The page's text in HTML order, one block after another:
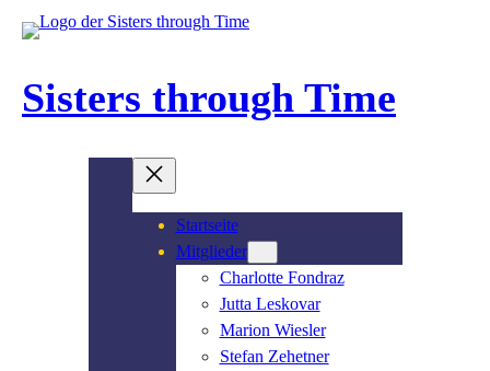
Sisters through Time
Startseite
Mitglieder
Charlotte Fondraz
Jutta Leskovar
Marion Wiesler
Stefan Zehetner